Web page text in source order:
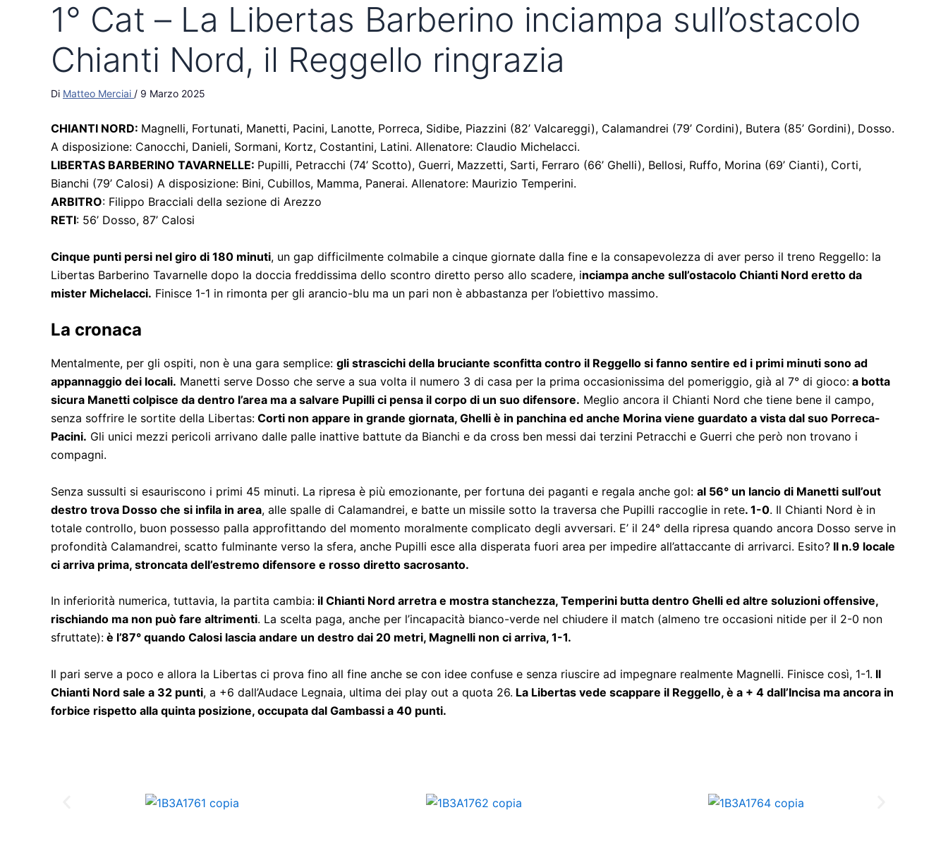
1° Cat – La Libertas Barberino inciampa sull’ostacolo
Chianti Nord, il Reggello ringrazia
Di Matteo Merciai / 9 Marzo 2025
CHIANTI NORD: Magnelli, Fortunati, Manetti, Pacini, Lanotte, Porreca, Sidibe, Piazzini (82’ Valcareggi), Calamandrei (79’ Cordini), Butera (85’ Gordini), Dosso.
A disposizione: Canocchi, Danieli, Sormani, Kortz, Costantini, Latini. Allenatore: Claudio Michelacci.
LIBERTAS BARBERINO TAVARNELLE: Pupilli, Petracchi (74’ Scotto), Guerri, Mazzetti, Sarti, Ferraro (66’ Ghelli), Bellosi, Ruffo, Morina (69’ Cianti), Corti,
Bianchi (79’ Calosi) A disposizione: Bini, Cubillos, Mamma, Panerai. Allenatore: Maurizio Temperini.
ARBITRO: Filippo Bracciali della sezione di Arezzo
RETI: 56’ Dosso, 87’ Calosi
Cinque punti persi nel giro di 180 minuti, un gap difficilmente colmabile a cinque giornate dalla fine e la consapevolezza di aver perso il treno Reggello: la
Libertas Barberino Tavarnelle dopo la doccia freddissima dello scontro diretto perso allo scadere, inciampa anche sull’ostacolo Chianti Nord eretto da
mister Michelacci. Finisce 1-1 in rimonta per gli arancio-blu ma un pari non è abbastanza per l’obiettivo massimo.
La cronaca
Mentalmente, per gli ospiti, non è una gara semplice: gli strascichi della bruciante sconfitta contro il Reggello si fanno sentire ed i primi minuti sono ad
appannaggio dei locali. Manetti serve Dosso che serve a sua volta il numero 3 di casa per la prima occasionissima del pomeriggio, già al 7° di gioco: a botta
sicura Manetti colpisce da dentro l’area ma a salvare Pupilli ci pensa il corpo di un suo difensore. Meglio ancora il Chianti Nord che tiene bene il campo,
senza soffrire le sortite della Libertas: Corti non appare in grande giornata, Ghelli è in panchina ed anche Morina viene guardato a vista dal suo Porreca-
Pacini. Gli unici mezzi pericoli arrivano dalle palle inattive battute da Bianchi e da cross ben messi dai terzini Petracchi e Guerri che però non trovano i
compagni.
Senza sussulti si esauriscono i primi 45 minuti. La ripresa è più emozionante, per fortuna dei paganti e regala anche gol: al 56° un lancio di Manetti sull’out
destro trova Dosso che si infila in area, alle spalle di Calamandrei, e batte un missile sotto la traversa che Pupilli raccoglie in rete. 1-0. Il Chianti Nord è in
totale controllo, buon possesso palla approfittando del momento moralmente complicato degli avversari. E’ il 24° della ripresa quando ancora Dosso serve in
profondità Calamandrei, scatto fulminante verso la sfera, anche Pupilli esce alla disperata fuori area per impedire all’attaccante di arrivarci. Esito? Il n.9 locale
ci arriva prima, stroncata dell’estremo difensore e rosso diretto sacrosanto.
In inferiorità numerica, tuttavia, la partita cambia: il Chianti Nord arretra e mostra stanchezza, Temperini butta dentro Ghelli ed altre soluzioni offensive,
rischiando ma non può fare altrimenti. La scelta paga, anche per l’incapacità bianco-verde nel chiudere il match (almeno tre occasioni nitide per il 2-0 non
sfruttate): è l’87° quando Calosi lascia andare un destro dai 20 metri, Magnelli non ci arriva, 1-1.
Il pari serve a poco e allora la Libertas ci prova fino all fine anche se con idee confuse e senza riuscire ad impegnare realmente Magnelli. Finisce così, 1-1. Il
Chianti Nord sale a 32 punti, a +6 dall’Audace Legnaia, ultima dei play out a quota 26. La Libertas vede scappare il Reggello, è a + 4 dall’Incisa ma ancora in
forbice rispetto alla quinta posizione, occupata dal Gambassi a 40 punti.